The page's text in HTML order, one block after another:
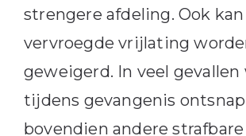
strengere afdeling. Ook kan
vervroegde vrijlating
geweigerd. In veel gevallen
tijdens gevangenis
bovendien andere